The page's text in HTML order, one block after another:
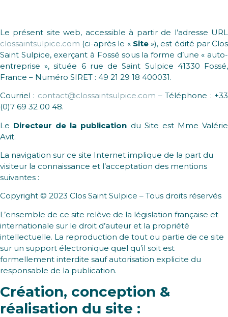
Le présent site web, accessible à partir de l’adresse URL
clossaintsulpice.com (ci-après le « Site»), est édité par Clos
Saint Sulpice, exerçant à Fossé sous la forme d’une « auto-
entreprise », située 6 rue de Saint Sulpice 41330 Fossé,
France – Numéro SIRET : 49 21 29 18 400031.
Courriel : contact@clossaintsulpice.com – Téléphone : +33
(0)7 69 32 00 48.
Le Directeur de la publication du Site est Mme Valérie
Avit.
La navigation sur ce site Internet implique de la part du
visiteur la connaissance et l’acceptation des mentions
suivantes :
Copyright © 2023 Clos Saint Sulpice – Tous droits réservés
L’ensemble de ce site relève de la législation française et
internationale sur le droit d’auteur et la propriété
intellectuelle. La reproduction de tout ou partie de ce site
sur un support électronique quel qu’il soit est
formellement interdite sauf autorisation explicite du
responsable de la publication.
Création, conception &
réalisation du site :